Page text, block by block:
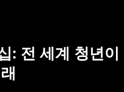
: 전 세계 청년이